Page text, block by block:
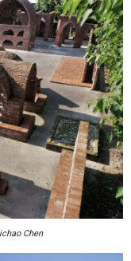
Chen